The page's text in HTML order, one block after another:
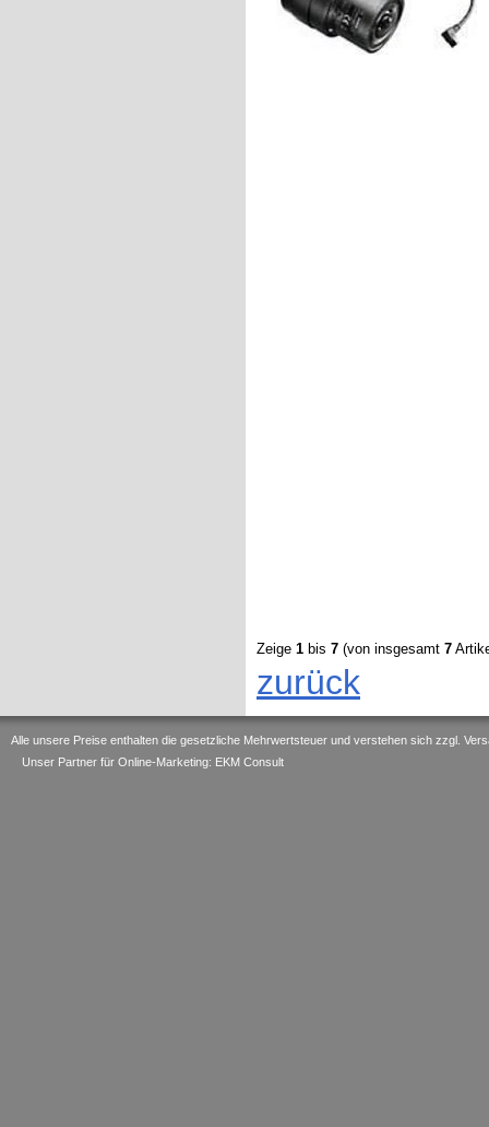
Zeige 1 bis 7 (von insgesamt 7
zurück
Alle unsere Preise enthalten die gesetzliche Mehrwertsteuer und verstehen sich zzgl.
Unser Partner für Online-Marketing: EKM Consult